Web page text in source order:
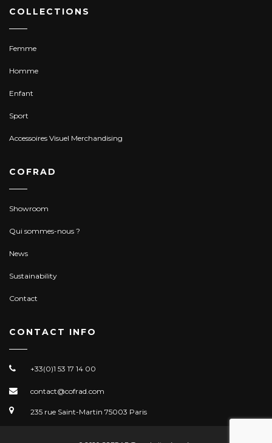
COLLECTIONS
Femme
Homme
Enfant
Sport
Accessoires Visuel Merchandising
COFRAD
Showroom
Qui sommes-nous ?
News
Sustainability
Contact
CONTACT INFO
+33(0)1 53 17 14 00
contact@cofrad.com
235 rue Saint-Martin 75003 Paris